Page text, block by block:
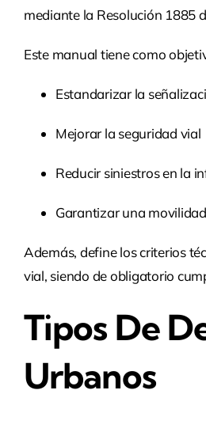
mediante la Resolución 1885
Este manual tiene como
Estandarizar la
Mejorar la seguridad vial
Reducir siniestros en la
Garantizar una
Además, define los criterios
vial, siendo de obligatorio
Tipos De
Urbanos